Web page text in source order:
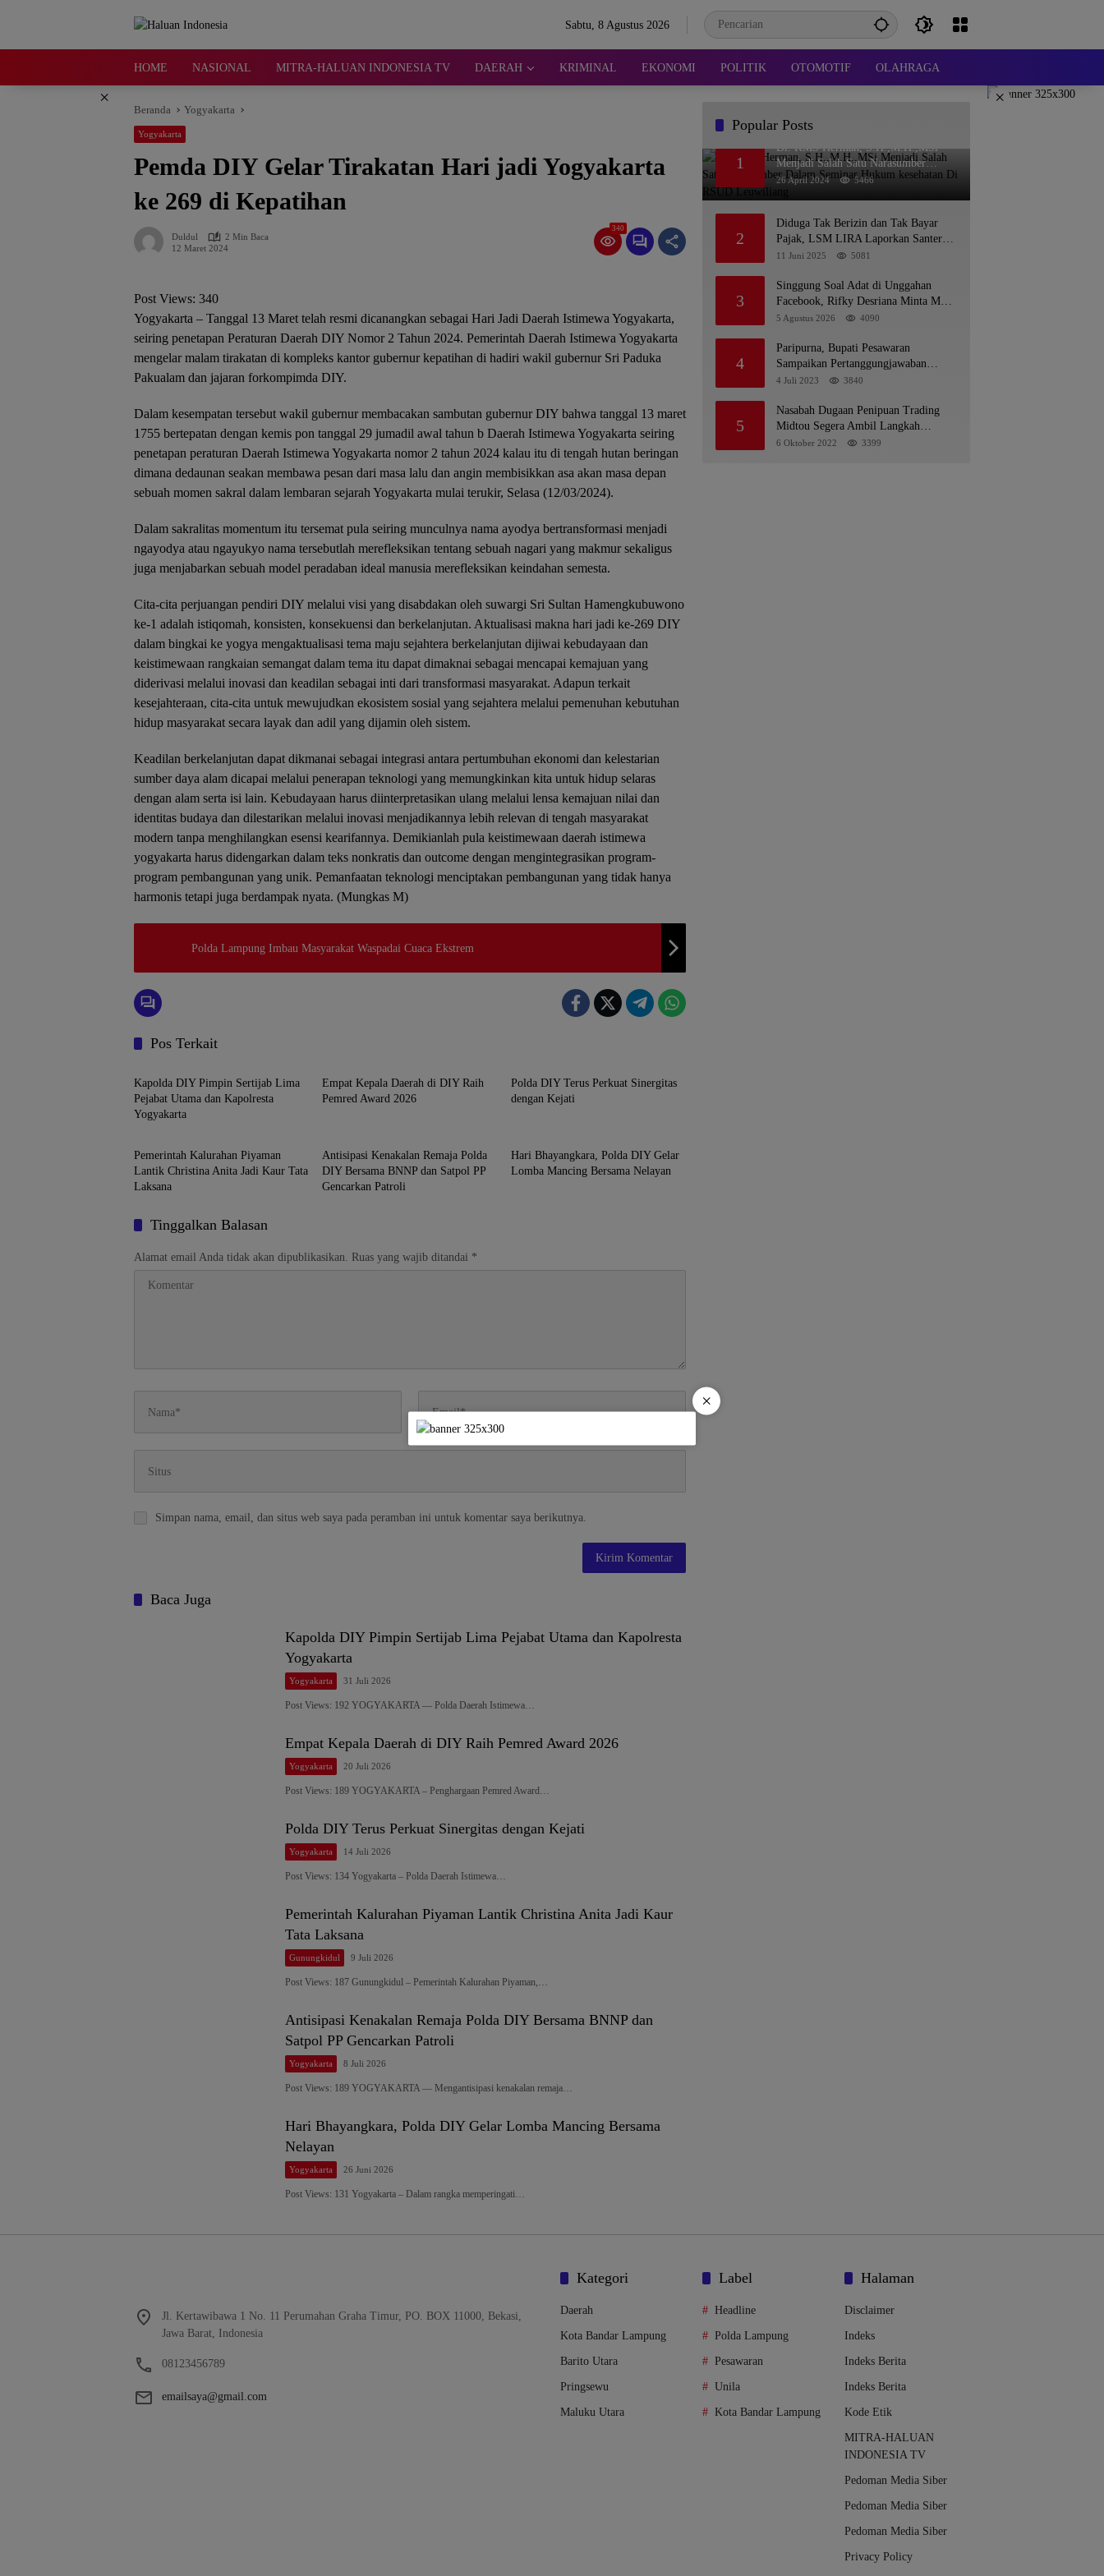
Sabtu, 8 Agustus 2026
HOME NASIONAL MITRA-HALUAN INDONESIA TV DAERAH KRIMINAL EKONOMI POLITIK OTOMOTIF OLAHRAGA
× ×
Beranda Yogyakarta
Yogyakarta
Pemda DIY Gelar Tirakatan Hari jadi Yogyakarta
ke 269 di Kepatihan
Duldul
2 Min Baca
12 Maret 2024
340
Post Views: 340
Yogyakarta – Tanggal 13 Maret telah resmi dicanangkan sebagai Hari Jadi Daerah Istimewa Yogyakarta,
seiring penetapan Peraturan Daerah DIY Nomor 2 Tahun 2024. Pemerintah Daerah Istimewa Yogyakarta
mengelar malam tirakatan di kompleks kantor gubernur kepatihan di hadiri wakil gubernur Sri Paduka
Pakualam dan jajaran forkompimda DIY.
Dalam kesempatan tersebut wakil gubernur membacakan sambutan gubernur DIY bahwa tanggal 13 maret
1755 bertepatan dengan kemis pon tanggal 29 jumadil awal tahun b Daerah Istimewa Yogyakarta seiring
penetapan peraturan Daerah Istimewa Yogyakarta nomor 2 tahun 2024 kalau itu di tengah hutan beringan
dimana dedaunan seakan membawa pesan dari masa lalu dan angin membisikkan asa akan masa depan
sebuah momen sakral dalam lembaran sejarah Yogyakarta mulai terukir, Selasa (12/03/2024).
Dalam sakralitas momentum itu tersemat pula seiring munculnya nama ayodya bertransformasi menjadi
ngayodya atau ngayukyo nama tersebutlah merefleksikan tentang sebuah nagari yang makmur sekaligus
juga menjabarkan sebuah model peradaban ideal manusia merefleksikan keindahan semesta.
Cita-cita perjuangan pendiri DIY melalui visi yang disabdakan oleh suwargi Sri Sultan Hamengkubuwono
ke-1 adalah istiqomah, konsisten, konsekuensi dan berkelanjutan. Aktualisasi makna hari jadi ke-269 DIY
dalam bingkai ke yogya mengaktualisasi tema maju sejahtera berkelanjutan dijiwai kebudayaan dan
keistimewaan rangkaian semangat dalam tema itu dapat dimaknai sebagai mencapai kemajuan yang
diderivasi melalui inovasi dan keadilan sebagai inti dari transformasi masyarakat. Adapun terkait
kesejahteraan, cita-cita untuk mewujudkan ekosistem sosial yang sejahtera melalui pemenuhan kebutuhan
hidup masyarakat secara layak dan adil yang dijamin oleh sistem.
Keadilan berkelanjutan dapat dikmanai sebagai integrasi antara pertumbuhan ekonomi dan kelestarian
sumber daya alam dicapai melalui penerapan teknologi yang memungkinkan kita untuk hidup selaras
dengan alam serta isi lain. Kebudayaan harus diinterpretasikan ulang melalui lensa kemajuan nilai dan
identitas budaya dan dilestarikan melalui inovasi menjadikannya lebih relevan di tengah masyarakat
modern tanpa menghilangkan esensi kearifannya. Demikianlah pula keistimewaan daerah istimewa
yogyakarta harus didengarkan dalam teks nonkratis dan outcome dengan mengintegrasikan program-
program pembangunan yang unik. Pemanfaatan teknologi menciptakan pembangunan yang tidak hanya
harmonis tetapi juga berdampak nyata. (Mungkas M)
Polda Lampung Imbau Masyarakat Waspadai Cuaca Ekstrem
Pos Terkait
Yogyakarta
Kapolda DIY Pimpin Sertijab Lima
Pejabat Utama dan Kapolresta
Yogyakarta
Empat Kepala Daerah di DIY Raih
Pemred Award 2026
Polda DIY Terus Perkuat Sinergitas
dengan Kejati
Gunungkidul
Pemerintah Kalurahan Piyaman
Lantik Christina Anita Jadi Kaur Tata
Laksana
Antisipasi Kenakalan Remaja Polda
DIY Bersama BNNP dan Satpol PP
Gencarkan Patroli
Hari Bhayangkara, Polda DIY Gelar
Lomba Mancing Bersama Nelayan
Tinggalkan Balasan
Alamat email Anda tidak akan dipublikasikan. Ruas yang wajib ditandai *
Simpan nama, email, dan situs web saya pada peramban ini untuk komentar saya berikutnya.
Baca Juga
Kapolda DIY Pimpin Sertijab Lima Pejabat Utama dan Kapolresta
Yogyakarta
Yogyakarta 31 Juli 2026
Post Views: 192 YOGYAKARTA — Polda Daerah Istimewa…
Empat Kepala Daerah di DIY Raih Pemred Award 2026
Yogyakarta 20 Juli 2026
Post Views: 189 YOGYAKARTA – Penghargaan Pemred Award…
Polda DIY Terus Perkuat Sinergitas dengan Kejati
Yogyakarta 14 Juli 2026
Post Views: 134 Yogyakarta – Polda Daerah Istimewa…
Pemerintah Kalurahan Piyaman Lantik Christina Anita Jadi Kaur
Tata Laksana
Gunungkidul 9 Juli 2026
Post Views: 187 Gunungkidul – Pemerintah Kalurahan Piyaman,…
Antisipasi Kenakalan Remaja Polda DIY Bersama BNNP dan
Satpol PP Gencarkan Patroli
Yogyakarta 8 Juli 2026
Post Views: 189 YOGYAKARTA — Mengantisipasi kenakalan remaja…
Hari Bhayangkara, Polda DIY Gelar Lomba Mancing Bersama
Nelayan
Yogyakarta 26 Juni 2026
Post Views: 131 Yogyakarta – Dalam rangka memperingati…
Popular Posts
1
Dr. KMS Herman, S.H.,M.H.,MSi
Menjadi Salah Satu Narasumber
Dalam Seminar Hukum kesehatan Di
RSUD Leuwiliang
26 April 2024 5466
2
Diduga Tak Berizin dan Tak Bayar
Pajak, LSM LIRA Laporkan Santerra
de Laponte ke Kejaksaan Kota Batu
11 Juni 2025 5081
3
Singgung Soal Adat di Unggahan
Facebook, Rifky Desriana Minta Maaf
ke PDA dan Bupati Kubar
5 Agustus 2026 4090
4
Paripurna, Bupati Pesawaran
Sampaikan Pertanggungjawaban
Pelaksanaan APBD 2022
4 Juli 2023 3840
5
Nasabah Dugaan Penipuan Trading
Midtou Segera Ambil Langkah
Hukum
6 Oktober 2022 3399
Jl. Kertawibawa 1 No. 11 Perumahan Graha Timur, PO. BOX 11000, Bekasi,
Jawa Barat, Indonesia
08123456789
emailsaya@gmail.com
Kategori
Daerah
Kota Bandar Lampung
Barito Utara
Pringsewu
Maluku Utara
Label
Headline
Polda Lampung
Pesawaran
Unila
Kota Bandar Lampung
Halaman
Disclaimer
Indeks
Indeks Berita
Indeks Berita
Kode Etik
MITRA-HALUAN
INDONESIA TV
Pedoman Media Siber
Pedoman Media Siber
Pedoman Media Siber
Privacy Policy
×